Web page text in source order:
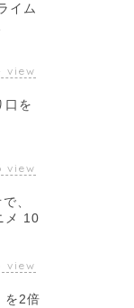
イム
view
口を
view
、
メ 10
view
を2倍